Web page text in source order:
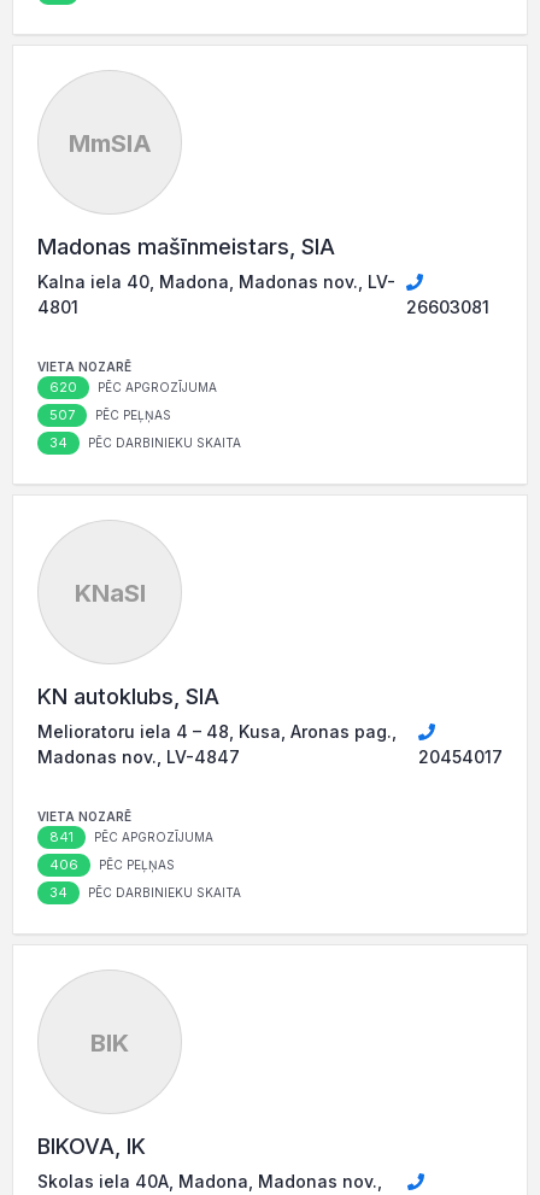
MmSIA
Madonas mašīnmeistars, SIA
Kalna iela 40, Madona, Madonas nov., LV-
4801
26603081
VIETA NOZARĒ
620 PĒC APGROZĪJUMA
507 PĒC PEĻŅAS
34 PĒC DARBINIEKU SKAITA
KNaSI
KN autoklubs, SIA
Melioratoru iela 4 – 48, Kusa, Aronas pag.,
Madonas nov., LV-4847
20454017
VIETA NOZARĒ
841 PĒC APGROZĪJUMA
406 PĒC PEĻŅAS
34 PĒC DARBINIEKU SKAITA
BIK
BIKOVA, IK
Skolas iela 40A, Madona, Madonas nov.,